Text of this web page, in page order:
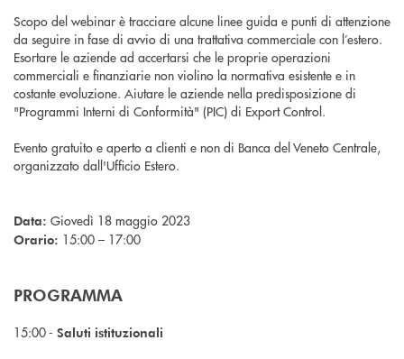
Scopo del webinar è tracciare alcune linee guida e punti di attenzione
da seguire in fase di avvio di una trattativa commerciale con l’estero.
Esortare le aziende ad accertarsi che le proprie operazioni
commerciali e finanziarie non violino la normativa esistente e in
costante evoluzione. Aiutare le aziende nella predisposizione di
"Programmi Interni di Conformità" (PIC) di Export Control.
Evento gratuito e aperto a clienti e non di Banca del Veneto Centrale,
organizzato dall'Ufficio Estero.
Data: Giovedì 18 maggio 2023
Orario: 15:00 – 17:00
PROGRAMMA
15:00 - Saluti istituzionali